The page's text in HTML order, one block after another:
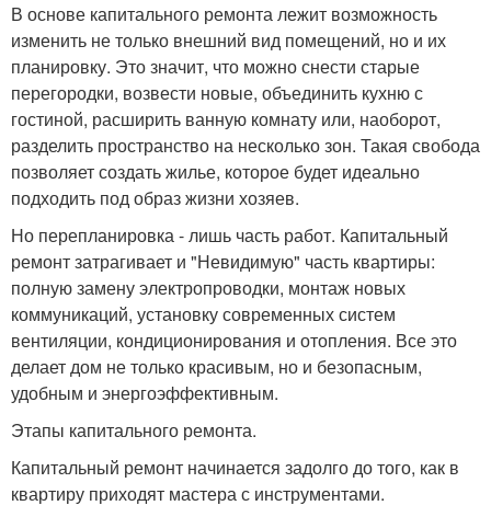
В основе капитального ремонта лежит возможность
изменить не только внешний вид помещений, но и их
планировку. Это значит, что можно снести старые
перегородки, возвести новые, объединить кухню с
гостиной, расширить ванную комнату или, наоборот,
разделить пространство на несколько зон. Такая свобода
позволяет создать жилье, которое будет идеально
подходить под образ жизни хозяев.
Но перепланировка - лишь часть работ. Капитальный
ремонт затрагивает и "Невидимую" часть квартиры:
полную замену электропроводки, монтаж новых
коммуникаций, установку современных систем
вентиляции, кондиционирования и отопления. Все это
делает дом не только красивым, но и безопасным,
удобным и энергоэффективным.
Этапы капитального ремонта.
Капитальный ремонт начинается задолго до того, как в
квартиру приходят мастера с инструментами.